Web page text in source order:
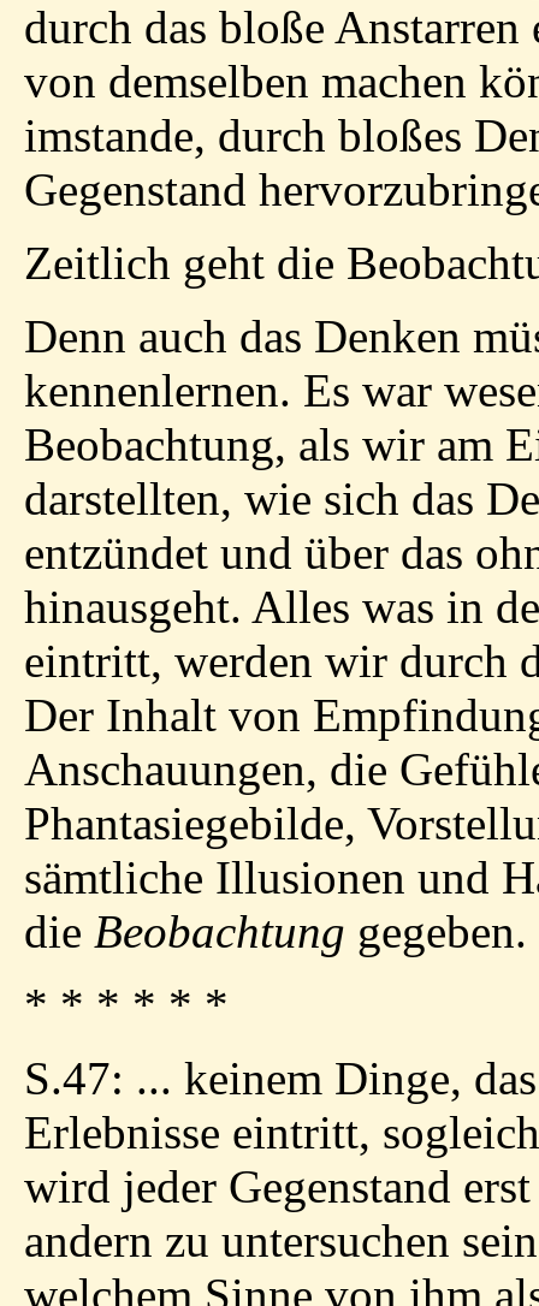
durch das bloße
von demselben machen
imstande, durch bloßes
Gegenstand
Zeitlich geht die
Denn auch das Denken
kennenlernen. Es war
Beobachtung, als wir am
darstellten, wie sich das
entzündet und über das
hinausgeht. Alles was in
eintritt, werden wir durch
Der Inhalt von
Anschauungen, die
Phantasiegebilde,
sämtliche Illusionen und
die Beobachtung gegeben.
* * * * * *
S.47: ... keinem Dinge,
Erlebnisse eintritt,
wird jeder Gegenstand
andern zu untersuchen
welchem Sinne von ihm